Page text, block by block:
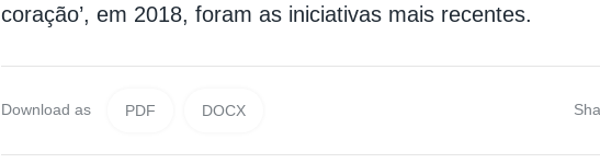
coração’, em 2018, foram as iniciativas mais recentes.
Download as PDF DOCX